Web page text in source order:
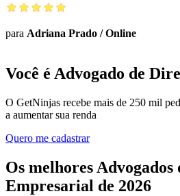
para Adriana Prado /Online
Você é Advogado de
O GetNinjas recebe mais de 250 mil
a aumentar sua renda
Quero me cadastrar
Os melhores
Empresarial de 2026